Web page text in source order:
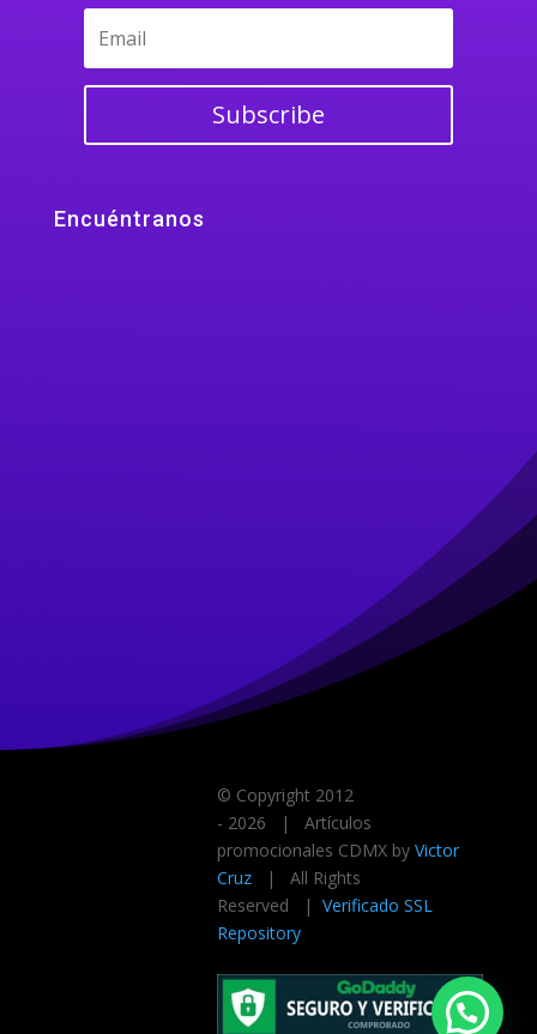
Subscribe
Encuéntranos
© Copyright 2012
- 2026 | Artículos
promocionales CDMX by Victor
Cruz| All Rights
Reserved | Verificado SSL
Repository